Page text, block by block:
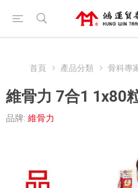
首頁 產品分類 骨科專
維骨力 7合1 1x80
品牌: 維骨力